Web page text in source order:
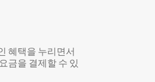
혜택을 누리면서
금을 결제할 수 있